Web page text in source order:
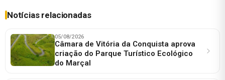
Notícias relacionadas
05/08/2026
Câmara de Vitória da Conquista aprova
criação do Parque Turístico Ecológico
do Marçal